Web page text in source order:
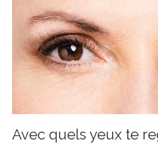
Avec quels yeux te